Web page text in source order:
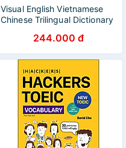
Visual English Vietnamese
Chinese Trilingual Dictionary
244.000 đ